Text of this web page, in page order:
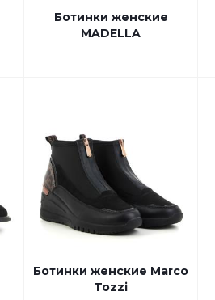
Ботинки женские
MADELLA
Ботинки женские Marco
Tozzi